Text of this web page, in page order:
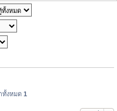
ทั้งหมด 1